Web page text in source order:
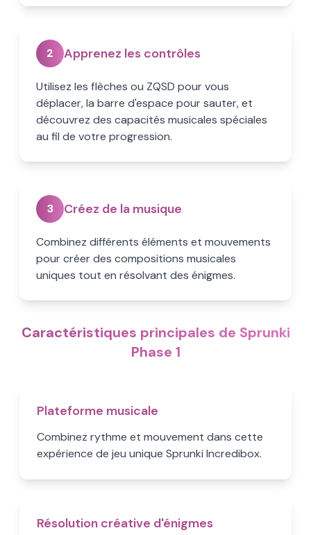
2 Apprenez les contrôles
Utilisez les flèches ou ZQSD pour vous
déplacer, la barre d'espace pour sauter, et
découvrez des capacités musicales spéciales
au fil de votre progression.
3 Créez de la musique
Combinez différents éléments et mouvements
pour créer des compositions musicales
uniques tout en résolvant des énigmes.
Caractéristiques principales de Sprunki
Phase 1
Plateforme musicale
Combinez rythme et mouvement dans cette
expérience de jeu unique Sprunki Incredibox.
Résolution créative d'énigmes